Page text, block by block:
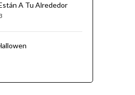
A Tu Alrededor